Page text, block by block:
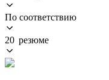
По соответствию
20 резюме